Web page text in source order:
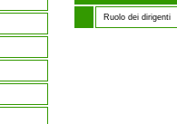
Ruolo dei dirigenti